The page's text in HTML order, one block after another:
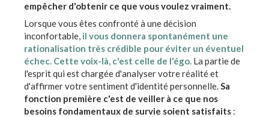
empêcher d'obtenir ce que vous voulez vraiment.
Lorsque vous êtes confronté à une décision
inconfortable, il vous donnera spontanément une
rationalisation très crédible pour éviter un éventuel
échec. Cette voix-là, c'est celle de l'égo. La partie de
l'esprit qui est chargée d'analyser votre réalité et
d'affirmer votre sentiment d'identité personnelle.Sa
fonction première c'est de veiller à ce que nos
besoins fondamentaux de survie soient satisfaits :